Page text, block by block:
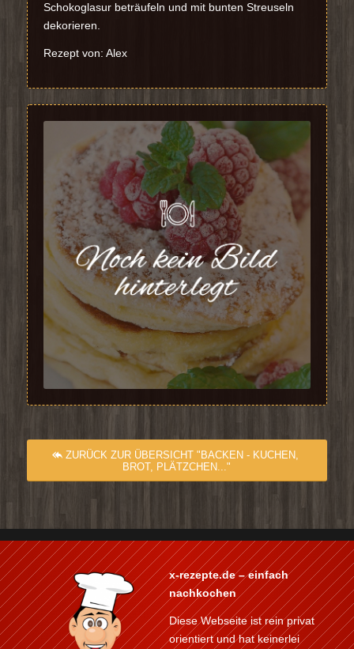
Schokoglasur beträufeln und mit bunten Streuseln
dekorieren.
Rezept von: Alex
ZURÜCK ZUR ÜBERSICHT "BACKEN - KUCHEN,
BROT, PLÄTZCHEN..."
x-rezepte.de – einfach
nachkochen
Diese Webseite ist rein privat
orientiert und hat keinerlei